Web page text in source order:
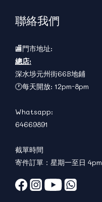
聯絡我們
🏬門市地址:
總店:
深水埗元州街66B地鋪
🕐每天開放: 12pm-8pm
Whatsapp:
64669891
截單時間
寄件訂單：星期一至日 4pm